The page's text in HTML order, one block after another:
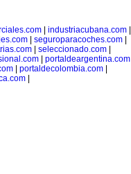
industriacubana.com
seguroparacoches.com
seleccionado.com
| portaldeargentina.com|
| portaldecolombia.com|